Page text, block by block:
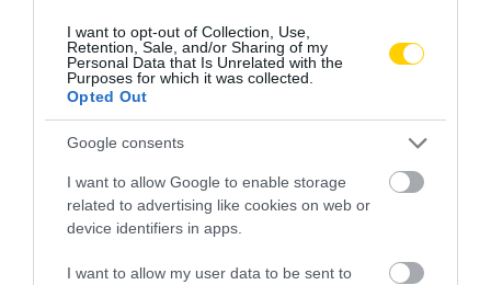
I want to opt-out of Collection, Use,
Retention, Sale, and/or Sharing of my
Personal Data that Is Unrelated with the
Purposes for which it was collected.
Opted Out
Google consents
I want to allow Google to enable storage
related to advertising like cookies on web or
device identifiers in apps.
I want to allow my user data to be sent to
TÉR
2026. AUGUSZTUS 04.